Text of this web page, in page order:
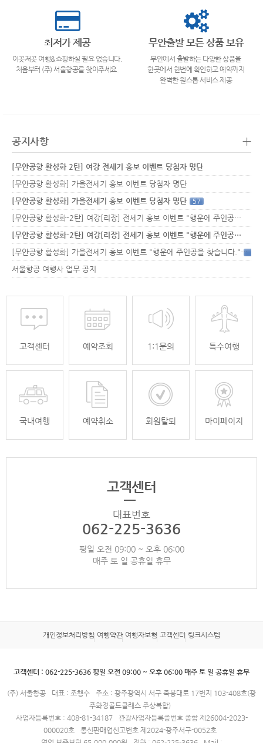
최저가 제공
이곳저곳 여행&쇼핑하실 필요 없습니다.
처음부터 (주) 서울항공를 찾아주세요.
무안출발 모든 상품 보유
무안에서 출발하는 다양한 상품을
한곳에서 한번에 확인하고 예약까지
완벽한 원스톱 서비스 제공
공지사항 +
[무안공항 활성화 2탄] 여강 전세기 홍보 이벤트 당첨자 명단
[무안공항 활성화] 가을전세기 홍보 이벤트 당첨자 명단
[무안공항 활성화] 가을전세기 홍보 이벤트 당첨자 명단
57
[무안공항 활성화-2탄] 여강[리장] 전세기 홍보 이벤트 "행운에 주인공…
[무안공항 활성화-2탄] 여강[리장] 전세기 홍보 이벤트 "행운에 주인공…
[무안공항 활성화] 가을전세기 홍보 이벤트 "행운에 주인공을 찾습니다."33
서울항공 여행사 업무 공지
고객센터 예약조회 1:1문의 특수여행
국내여행 예약취소 회원탈퇴 마이페이지
고객센터
대표번호
062-225-3636
평일 오전 09:00 ~ 오후 06:00
매주 토 일 공휴일 휴무
개인정보처리방침 여행약관 여행자보험 고객센터 링크시스템
고객센터 : 062-225-3636 평일 오전 09:00 ~ 오후 06:00 매주 토 일 공휴일 휴무
(주) 서울항공 대표 : 조행수
주소 : 광주광역시 서구 죽봉대로 17번지 103-408호(광
주화정골드클래스 주상복합)
사업자등록번호 : 408-81-34187
관광사업자등록증번호 종합 제26004-2023-
000020호
통신판매업신고번호 제2024-광주서구-0052호